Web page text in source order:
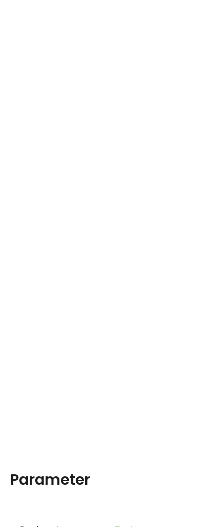
Parameter